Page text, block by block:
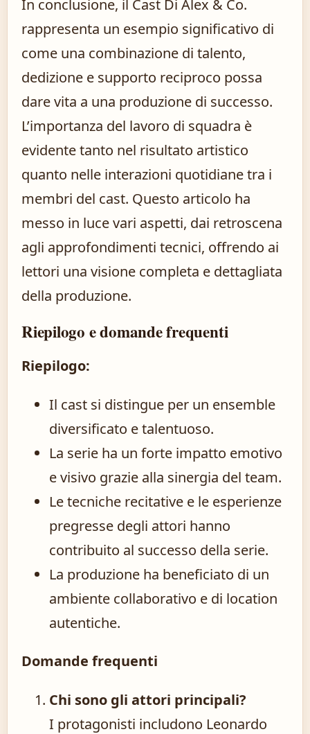
In conclusione, il Cast Di Alex & Co.
rappresenta un esempio significativo di
come una combinazione di talento,
dedizione e supporto reciproco possa
dare vita a una produzione di successo.
L’importanza del lavoro di squadra è
evidente tanto nel risultato artistico
quanto nelle interazioni quotidiane tra i
membri del cast. Questo articolo ha
messo in luce vari aspetti, dai retroscena
agli approfondimenti tecnici, offrendo ai
lettori una visione completa e dettagliata
della produzione.
Riepilogo e domande frequenti
Riepilogo:
Il cast si distingue per un ensemble
diversificato e talentuoso.
La serie ha un forte impatto emotivo
e visivo grazie alla sinergia del team.
Le tecniche recitative e le esperienze
pregresse degli attori hanno
contribuito al successo della serie.
La produzione ha beneficiato di un
ambiente collaborativo e di location
autentiche.
Domande frequenti
Chi sono gli attori principali?
I protagonisti includono Leonardo